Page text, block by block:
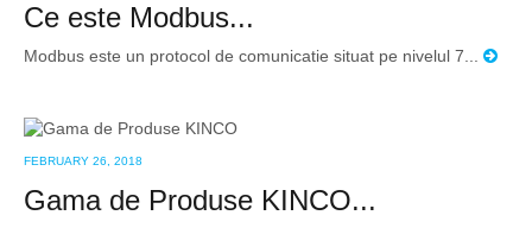
Ce este Modbus...
Modbus este un protocol de comunicatie situat pe nivelul 7...
FEBRUARY 26, 2018
Gama de Produse KINCO...